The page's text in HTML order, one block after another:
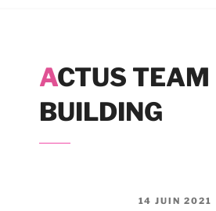
ACTUS TEAM
BUILDING
PUBLIÉ
14 JUIN 2021